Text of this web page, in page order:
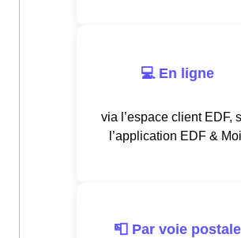
💻 En ligne
via l’espace client EDF,
l’application EDF &
📮 Par voie postale